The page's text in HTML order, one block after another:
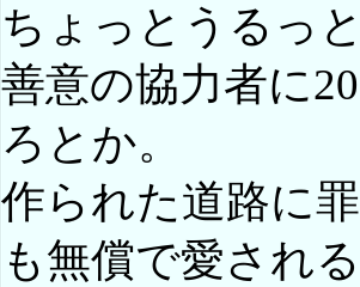
ちょっとうるっ
善意の協力者に
ろとか。
作られた道路に
も無償で愛され